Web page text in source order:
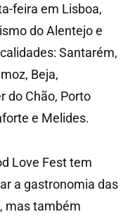
feira em Lisboa,
do Alentejo e
Santarém,
Beja,
do Chão, Porto
e Melides.
Love Fest tem
a gastronomia das
mas também